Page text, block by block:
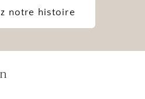
notre histoire